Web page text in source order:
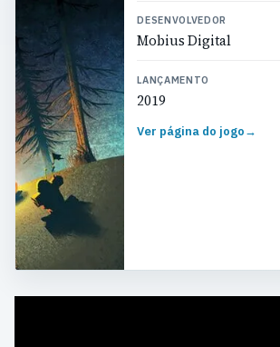
DESENVOLVEDOR
Mobius Digital
LANÇAMENTO
2019
Ver página do jogo→